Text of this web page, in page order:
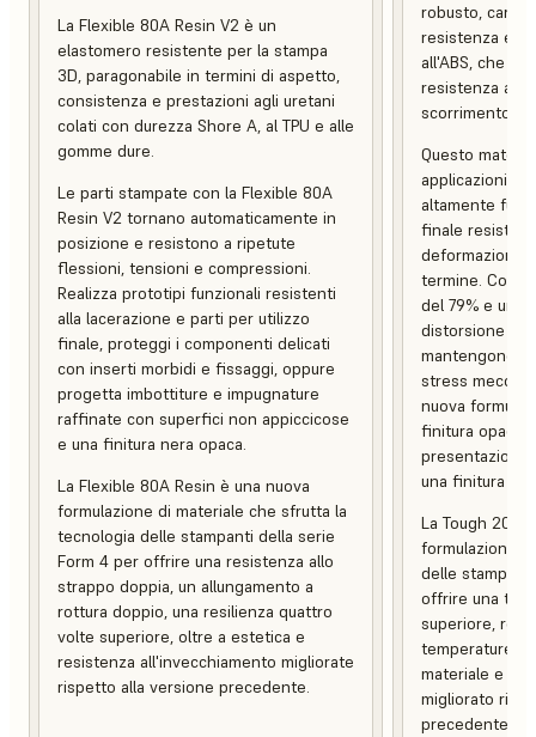
La Flexible 80A Resin V2 è un
elastomero resistente per la stampa
3D, paragonabile in termini di aspetto,
consistenza e prestazioni agli uretani
colati con durezza Shore A, al TPU e alle
gomme dure.
Le parti stampate con la Flexible 80A
Resin V2 tornano automaticamente in
posizione e resistono a ripetute
flessioni, tensioni e compressioni.
Realizza prototipi funzionali resistenti
alla lacerazione e parti per utilizzo
finale, proteggi i componenti delicati
con inserti morbidi e fissaggi, oppure
progetta imbottiture e impugnature
raffinate con superfici non appiccicose
e una finitura nera opaca.
La Flexible 80A Resin è una nuova
formulazione di materiale che sfrutta la
tecnologia delle stampanti della serie
Form 4 per offrire una resistenza allo
strappo doppia, un allungamento a
rottura doppio, una resilienza quattro
volte superiore, oltre a estetica e
resistenza all'invecchiamento migliorate
rispetto alla versione precedente.
robusto,
resistenza e
all'ABS, che
resistenza alle
scorrimento.
Questo
applicazioni
altamente
finale
deformazione
termine. Con
del 79% e una
distorsione
mantengono
stress
nuova
finitura opaca,
presentazione
una finitura
La Tough 2000
formulazione
delle
offrire una
superiore,
temperature,
materiale e un
migliorato
precedente.